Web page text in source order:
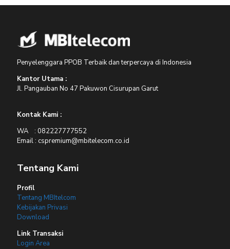
Penyelenggara PPOB Terbaik dan terpercaya di Indonesia
Kantor Utama :
Jl. Pangauban No 47 Pakuwon Cisurupan Garut
Kontak Kami :
WA : 082227777552
Email : cspremium@mbitelecom.co.id
Tentang Kami
Profil
Tentang MBItelcom
Kebijakan Privasi
Download
Link Transaksi
Login Area